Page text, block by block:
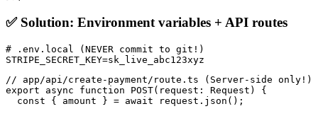
✅ Solution: Environment variables + API routes
# .env.local (NEVER commit to git!)
// app/api/create-payment/route.ts (Server-side only!)
export async function POST(request: Request) {
  const { amount } = await request.json();